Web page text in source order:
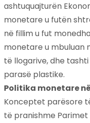
ashtuquajturën
monetare u futën
në fillim u fut
monetare u mbuluan
të llogarive, dhe
parasë plastike.
Politika monetare
Konceptet parësore
të pranishme Parimet